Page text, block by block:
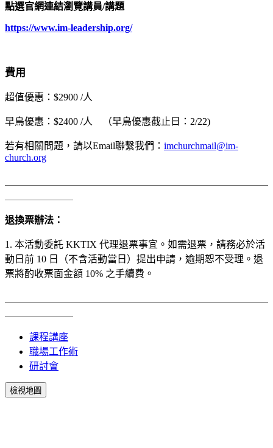
點選官網連結瀏覽講員/講題
https://www.im-leadership.org/
費用
超值優惠：$2900 /人
早鳥優惠：$2400 /人 （早鳥優惠截止日：2/22)
若有相關問題，請以Email聯繫我們： imchurchmail@im-
church.org
退換票辦法：
1. 本活動委託 KKTIX 代理退票事宜。如需退票，請務必於活
動日前 10 日（不含活動當日）提出申請，逾期恕不受理。退
票將酌收票面金額 10% 之手續費。
課程講座
職場工作術
研討會
檢視地圖